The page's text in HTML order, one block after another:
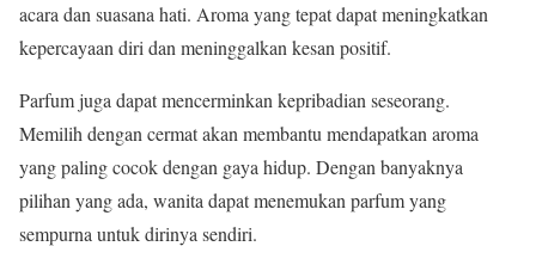
acara dan suasana hati. Aroma yang tepat dapat meningkatkan
kepercayaan diri dan meninggalkan kesan positif.
Parfum juga dapat mencerminkan kepribadian seseorang.
Memilih dengan cermat akan membantu mendapatkan aroma
yang paling cocok dengan gaya hidup. Dengan banyaknya
pilihan yang ada, wanita dapat menemukan parfum yang
sempurna untuk dirinya sendiri.